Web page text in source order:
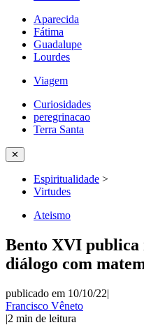
Aparecida
Fátima
Guadalupe
Lourdes
Viagem
Curiosidades
peregrinacao
Terra Santa
✕
Espiritualidade >
Virtudes
Ateismo
Bento XVI
diálogo com
publicado em 10/10/22|
Francisco Vêneto
|2 min de leitura